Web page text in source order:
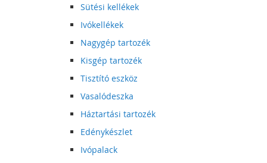
Sütési kellékek
Ivókellékek
Nagygép tartozék
Kisgép tartozék
Tisztító eszköz
Vasalódeszka
Háztartási tartozék
Edénykészlet
Ivópalack